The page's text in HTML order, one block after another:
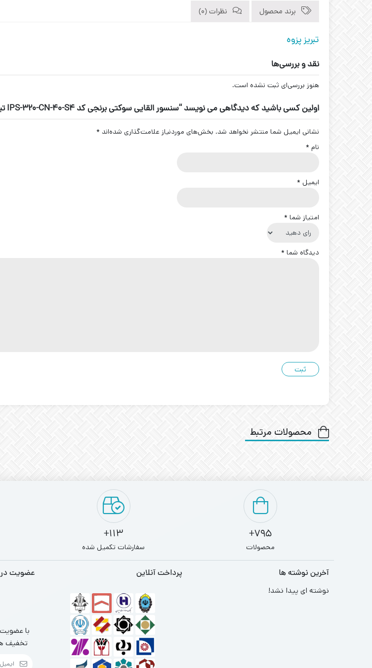
برند محصول نظرات (0)
تبریز پزوه
نقد و بررسی‌ها
هنوز بررسی‌ای ثبت نشده است.
اولین کسی باشید که دیدگاهی می نویسد “سنسور القایی سوکتی برنجی کد IPS-320-CN-40-S4 تبریز پژوه”
نشانی ایمیل شما منتشر نخواهد شد. بخش‌های موردنیاز علامت‌گذاری شده‌اند *
نام *
ایمیل *
امتیاز شما *
دیدگاه شما *
محصولات مرتبط
795+
محصولات
113+
سفارشات تکمیل شده
آخرین نوشته ها
نوشته ای پیدا نشد!
پرداخت آنلاین عضویت در
با عضویت
تخفیف